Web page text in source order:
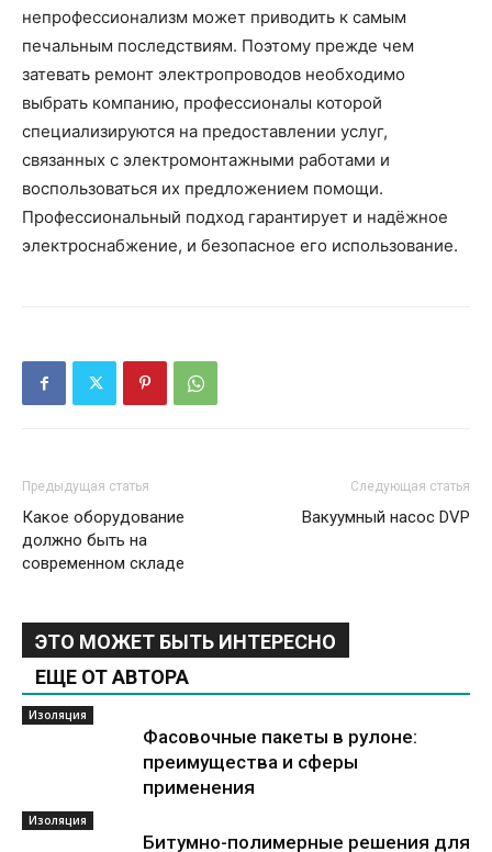
непрофессионализм может приводить к самым
печальным последствиям. Поэтому прежде чем
затевать ремонт электропроводов необходимо
выбрать компанию, профессионалы которой
специализируются на предоставлении услуг,
связанных с электромонтажными работами и
воспользоваться их предложением помощи.
Профессиональный подход гарантирует и надёжное
электроснабжение, и безопасное его использование.
Предыдущая статья
Какое оборудование
должно быть на
современном складе
Следующая статья
Вакуумный насос DVP
ЭТО МОЖЕТ БЫТЬ ИНТЕРЕСНО
ЕЩЕ ОТ АВТОРА
Изоляция
Фасовочные пакеты в рулоне:
преимущества и сферы
применения
Изоляция
Битумно-полимерные решения для